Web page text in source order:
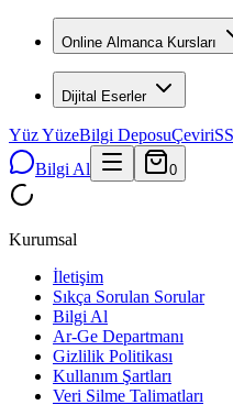
Online Almanca Kursları
Dijital Eserler
Yüz YüzeBilgi DeposuÇeviri
Bilgi Al
0
Kurumsal
İletişim
Sıkça Sorulan Sorular
Bilgi Al
Ar-Ge Departmanı
Gizlilik Politikası
Kullanım Şartları
Veri Silme Talimatları